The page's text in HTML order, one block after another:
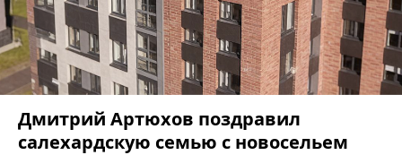
Дмитрий Артюхов поздравил
салехардскую семью с новосельем